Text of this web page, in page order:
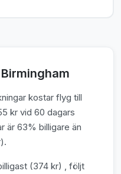
kostar flyg till
kr vid 60 dagars
är 63% billigare än
(374 kr) , följt